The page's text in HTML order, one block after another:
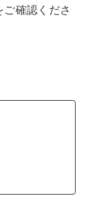
確認くださ